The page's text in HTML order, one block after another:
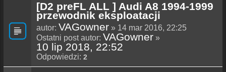
[D2 preFL ALL ] Audi A8 1994-1999
przewodnik eksploatacji
autor: VAGowner » 14 mar 2016, 22:25
Ostatni post autor: VAGowner »
10 lip 2018, 22:52
Odpowiedzi: 2